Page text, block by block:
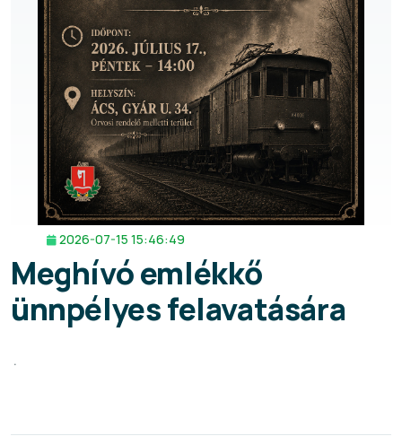
2026-07-15 15:46:49
Meghívó emlékkő
ünnpélyes felavatására
.